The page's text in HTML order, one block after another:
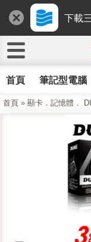
下載
首頁 筆記型電腦
首頁 » 顯卡．記憶體．